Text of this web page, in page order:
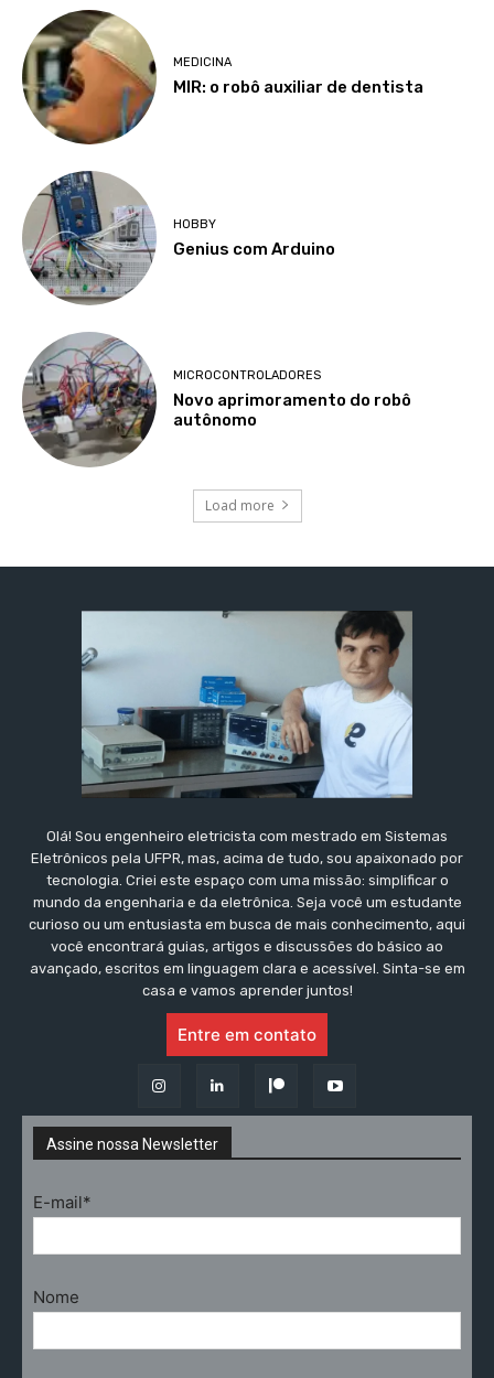
MEDICINA
MIR: o robô auxiliar de dentista
HOBBY
Genius com Arduino
MICROCONTROLADORES
Novo aprimoramento do robô
autônomo
Load more
Olá! Sou engenheiro eletricista com mestrado em Sistemas
Eletrônicos pela UFPR, mas, acima de tudo, sou apaixonado por
tecnologia. Criei este espaço com uma missão: simplificar o
mundo da engenharia e da eletrônica. Seja você um estudante
curioso ou um entusiasta em busca de mais conhecimento, aqui
você encontrará guias, artigos e discussões do básico ao
avançado, escritos em linguagem clara e acessível. Sinta-se em
casa e vamos aprender juntos!
Entre em contato
Assine nossa Newsletter
E-mail*
Nome